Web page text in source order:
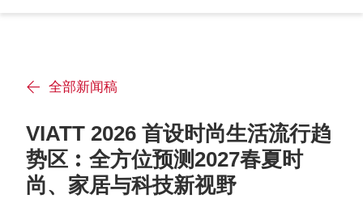
全部新闻稿
VIATT 2026 首设时尚生活流行趋
势区︰全方位预测2027春夏时
尚、家居与科技新视野